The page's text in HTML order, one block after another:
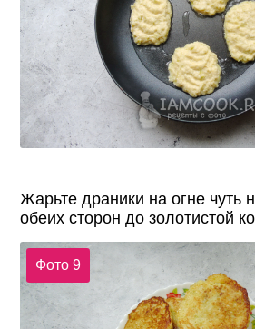
Жарьте драники на огне чуть
обеих сторон до золотистой
Фото 9